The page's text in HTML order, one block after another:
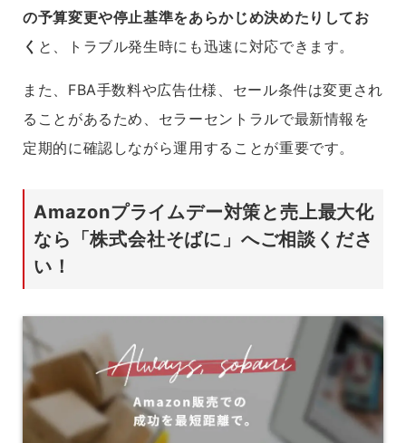
の予算変更や停止基準をあらかじめ決めたりしてお
く と、トラブル発生時にも迅速に対応できます。
また、FBA手数料や広告仕様、セール条件は変更され
ることがあるため、セラーセントラルで最新情報を
定期的に確認しながら運用することが重要です。
Amazonプライムデー対策と売上最大化
なら「株式会社そばに」へご相談くださ
い！